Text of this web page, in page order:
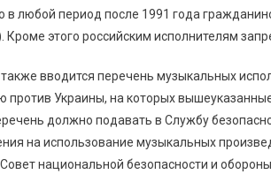
в любой период после 1991 года
Кроме этого российским исполнителям
вводится перечень музыкальных
против Украины, на которых
должно подавать в Службу
на использование музыкальных
национальной безопасности и